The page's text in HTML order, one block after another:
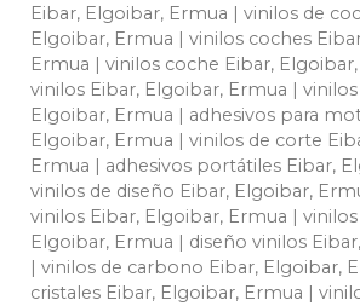
Eibar, Elgoibar, Ermua | vinilos de
Elgoibar, Ermua | vinilos coches
Ermua | vinilos coche Eibar,
vinilos Eibar, Elgoibar, Ermua |
Elgoibar, Ermua | adhesivos para
Elgoibar, Ermua | vinilos de corte
Ermua | adhesivos portátiles Eibar,
vinilos de diseño Eibar, Elgoibar,
vinilos Eibar, Elgoibar, Ermua |
Elgoibar, Ermua | diseño vinilos
| vinilos de carbono Eibar, Elgoibar,
cristales Eibar, Elgoibar, Ermua |